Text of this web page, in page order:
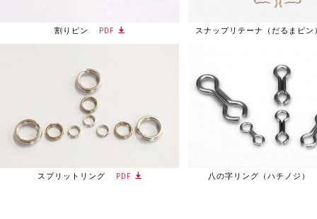
割りピン PDF スナップリテーナ（だるまピン
スプリットリング PDF 八の字リング（ハチノジ）